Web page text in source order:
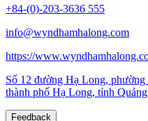
+84-(0)-203-3636 555
info@wyndhamhalong.com
https://
Số 12 đường Hạ Long, phường
thành phố Hạ Long, tỉnh
Feedback